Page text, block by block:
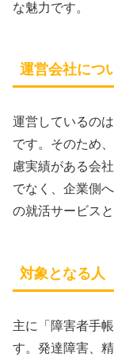
な魅力です。
運営会社につ
運営しているの
です。そのため
慮実績がある会
でなく、企業側
の就活サービス
対象となる人
主に「障害者手
す。発達障害、